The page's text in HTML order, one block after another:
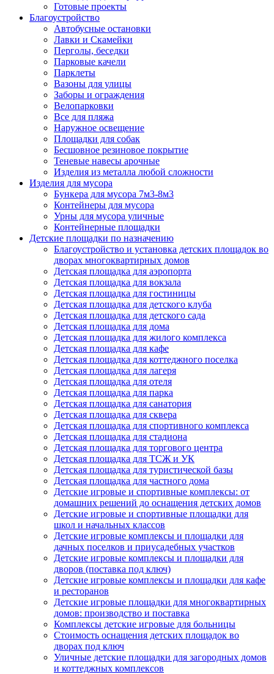
Готовые проекты
Благоустройство
Автобусные остановки
Лавки и Скамейки
Перголы, беседки
Парковые качели
Парклеты
Вазоны для улицы
Заборы и ограждения
Велопарковки
Все для пляжа
Наружное освещение
Площадки для собак
Бесшовное резиновое покрытие
Теневые навесы арочные
Изделия из металла любой сложности
Изделия для мусора
Бункера для мусора 7м3-8м3
Контейнеры для мусора
Урны для мусора уличные
Контейнерные площадки
Детские площадки по назначению
Благоустройство и установка детских площадок во
дворах многоквартирных домов
Детская площадка для аэропорта
Детская площадка для вокзала
Детская площадка для гостиницы
Детская площадка для детского клуба
Детская площадка для детского сада
Детская площадка для дома
Детская площадка для жилого комплекса
Детская площадка для кафе
Детская площадка для коттеджного поселка
Детская площадка для лагеря
Детская площадка для отеля
Детская площадка для парка
Детская площадка для санатория
Детская площадка для сквера
Детская площадка для спортивного комплекса
Детская площадка для стадиона
Детская площадка для торгового центра
Детская площадка для ТСЖ и УК
Детская площадка для туристической базы
Детская площадка для частного дома
Детские игровые и спортивные комплексы: от
домашних решений до оснащения детских домов
Детские игровые и спортивные площадки для
школ и начальных классов
Детские игровые комплексы и площадки для
дачных поселков и приусадебных участков
Детские игровые комплексы и площадки для
дворов (поставка под ключ)
Детские игровые комплексы и площадки для кафе
и ресторанов
Детские игровые площадки для многоквартирных
домов: производство и поставка
Комплексы детские игровые для больницы
Стоимость оснащения детских площадок во
дворах под ключ
Уличные детские площадки для загородных домов
и коттеджных комплексов